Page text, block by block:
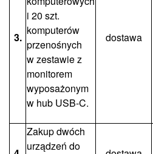
3.
i 20 szt.
komputerów
przenośnych
w zestawie z
monitorem
wyposażonym
w hub USB-C.
dostawa
Zakup dwóch
urządzeń do